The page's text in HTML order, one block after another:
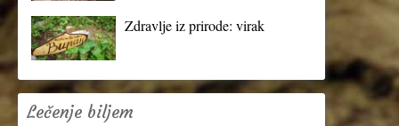
Zdravlje iz prirode: virak
Lečenje biljem